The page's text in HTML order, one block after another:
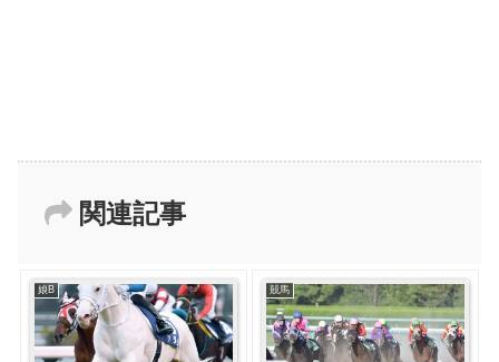
関連記事
娘B 競馬